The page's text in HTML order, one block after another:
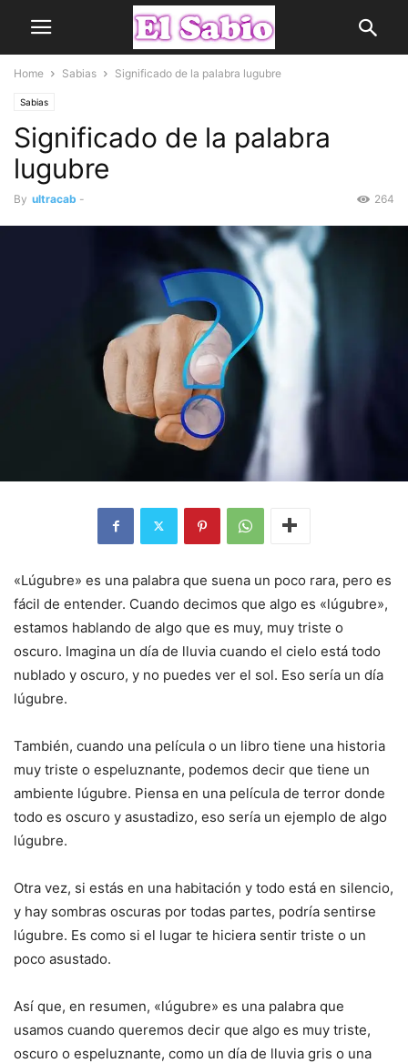
Home Sabias Significado de la palabra lugubre
Sabias
Significado de la palabra
lugubre
By ultracab - 264
«Lúgubre» es una palabra que suena un poco rara, pero es
fácil de entender. Cuando decimos que algo es «lúgubre»,
estamos hablando de algo que es muy, muy triste o
oscuro. Imagina un día de lluvia cuando el cielo está todo
nublado y oscuro, y no puedes ver el sol. Eso sería un día
lúgubre.
También, cuando una película o un libro tiene una historia
muy triste o espeluznante, podemos decir que tiene un
ambiente lúgubre. Piensa en una película de terror donde
todo es oscuro y asustadizo, eso sería un ejemplo de algo
lúgubre.
Otra vez, si estás en una habitación y todo está en silencio,
y hay sombras oscuras por todas partes, podría sentirse
lúgubre. Es como si el lugar te hiciera sentir triste o un
poco asustado.
Así que, en resumen, «lúgubre» es una palabra que
usamos cuando queremos decir que algo es muy triste,
oscuro o espeluznante, como un día de lluvia gris o una